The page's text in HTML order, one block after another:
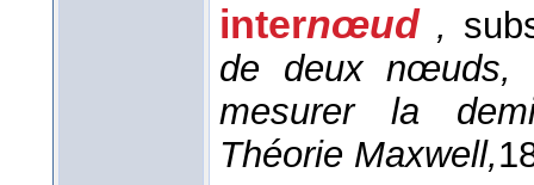
internœud ,
de deux nœuds,
mesurer la
Théorie Maxwell,